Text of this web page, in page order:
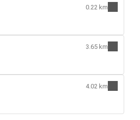
0.22 km
3.65 km
4.02 km